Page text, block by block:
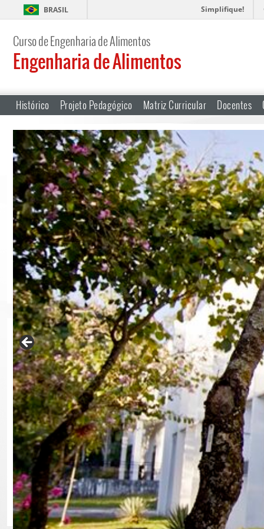
BRASIL Simplifique!
Curso de Engenharia de Alimentos
Engenharia de Alimentos
Histórico Projeto Pedagógico Matriz Curricular Docentes
Informativo
Trajetória de Sucesso – Engenharia de Alimentos
23 de outubro de 2025
Vagas disponíveis
5 de dezembro de 2024
Seleção de monitor nível I, VOLUNTÁRIO
2 de outubro de 2024
Intercâmbio (INSTITUT AGRO 2024-2025 –
23 de setembro de 2024